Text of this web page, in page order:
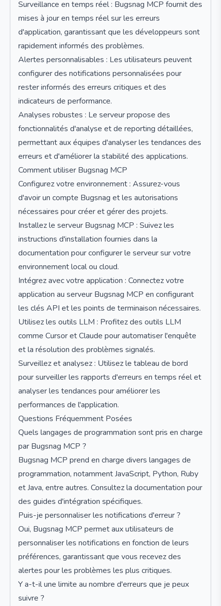
Surveillance en temps réel : Bugsnag MCP fournit des
mises à jour en temps réel sur les erreurs
d'application, garantissant que les développeurs sont
rapidement informés des problèmes.
Alertes personnalisables : Les utilisateurs peuvent
configurer des notifications personnalisées pour
rester informés des erreurs critiques et des
indicateurs de performance.
Analyses robustes : Le serveur propose des
fonctionnalités d'analyse et de reporting détaillées,
permettant aux équipes d'analyser les tendances des
erreurs et d'améliorer la stabilité des applications.
Comment utiliser Bugsnag MCP
Configurez votre environnement : Assurez-vous
d'avoir un compte Bugsnag et les autorisations
nécessaires pour créer et gérer des projets.
Installez le serveur Bugsnag MCP : Suivez les
instructions d'installation fournies dans la
documentation pour configurer le serveur sur votre
environnement local ou cloud.
Intégrez avec votre application : Connectez votre
application au serveur Bugsnag MCP en configurant
les clés API et les points de terminaison nécessaires.
Utilisez les outils LLM : Profitez des outils LLM
comme Cursor et Claude pour automatiser l'enquête
et la résolution des problèmes signalés.
Surveillez et analysez : Utilisez le tableau de bord
pour surveiller les rapports d'erreurs en temps réel et
analyser les tendances pour améliorer les
performances de l'application.
Questions Fréquemment Posées
Quels langages de programmation sont pris en charge
par Bugsnag MCP ?
Bugsnag MCP prend en charge divers langages de
programmation, notamment JavaScript, Python, Ruby
et Java, entre autres. Consultez la documentation pour
des guides d'intégration spécifiques.
Puis-je personnaliser les notifications d'erreur ?
Oui, Bugsnag MCP permet aux utilisateurs de
personnaliser les notifications en fonction de leurs
préférences, garantissant que vous recevez des
alertes pour les problèmes les plus critiques.
Y a-t-il une limite au nombre d'erreurs que je peux
suivre ?